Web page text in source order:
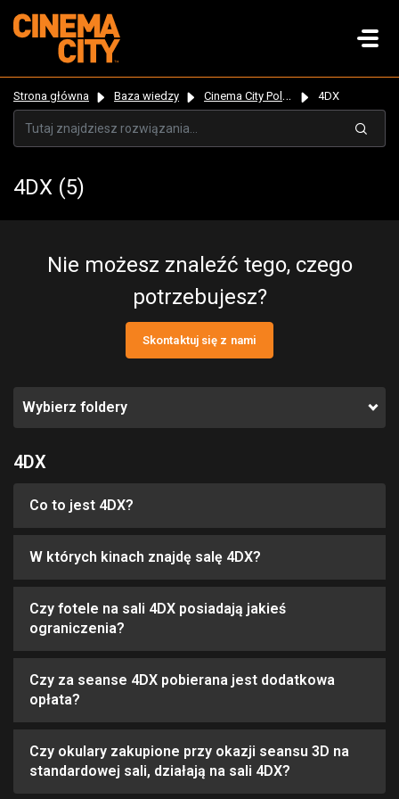
Strona główna Baza wiedzy Cinema City Poland 4DX
4DX (5)
Nie możesz znaleźć tego, czego
potrzebujesz?
Skontaktuj się z nami
Wybierz foldery
4DX
Co to jest 4DX?
W których kinach znajdę salę 4DX?
Czy fotele na sali 4DX posiadają jakieś
ograniczenia?
Czy za seanse 4DX pobierana jest dodatkowa
opłata?
Czy okulary zakupione przy okazji seansu 3D na
standardowej sali, działają na sali 4DX?